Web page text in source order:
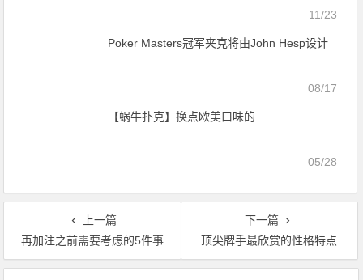
11/23
Poker Masters冠军夹克将由John Hesp设计
08/17
【蜗牛扑克】换点欧美口味的
05/28
上一篇
再加注之前需要考虑的5件事
下一篇
顶尖牌手最欣赏的性格特点